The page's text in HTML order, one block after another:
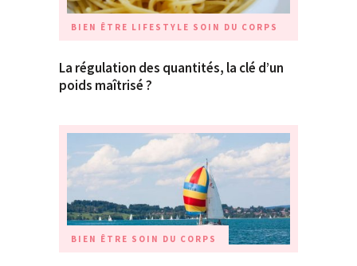
BIEN ÊTRE LIFESTYLE SOIN DU CORPS
La régulation des quantités, la clé d’un
poids maîtrisé ?
BIEN ÊTRE SOIN DU CORPS